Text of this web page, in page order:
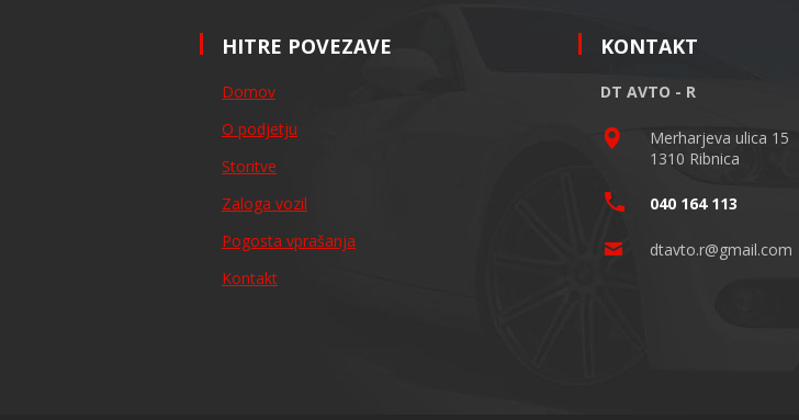
HITRE POVEZAVE KONTAKT
Domov
O podjetju
Storitve
Zaloga vozil
Pogosta vprašanja
Kontakt
DT AVTO - R
Merharjeva ulica 15
1310 Ribnica
040 164 113
dtavto.r@gmail.com